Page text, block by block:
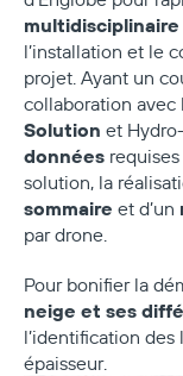
multidisciplinaire
l’installation et le
projet. Ayant un
collaboration avec
Solution et
données
solution, la
sommaire et d’un
par drone.
Pour bonifier la
neige et ses
l’identification
épaisseur.